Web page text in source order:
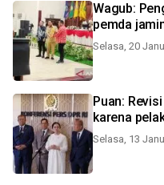
Wagub:
pemda
Selasa, 20
Puan:
karena
Selasa, 13